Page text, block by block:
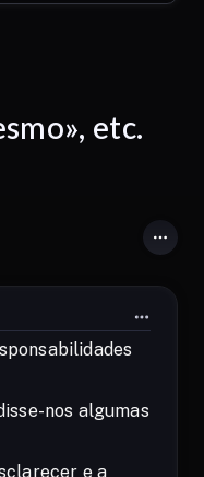
etc.
nos algumas
e a